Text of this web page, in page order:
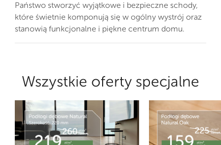
Państwo stworzyć wyjątkowe i bezpieczne schody,
które świetnie komponują się w ogólny wystrój oraz
stanowią funkcjonalne i piękne centrum domu.
Wszystkie oferty specjalne